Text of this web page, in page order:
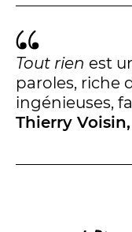
Tout rien est
paroles, riche
ingénieuses,
Thierry Voisin,